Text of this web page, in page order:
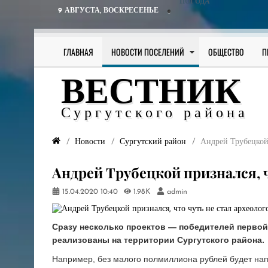
9 АВГУСТА, ВОСКРЕСЕНЬЕ
ПОГОДА
ГЛАВНАЯ НОВОСТИ ПОСЕЛЕНИЙ ОБЩЕСТВО
ВЕСТНИК
Сургутского района
Новости Сургутский район Андрей
Андрей Трубецкой признался,
15.04.2020 10:40 1.98K admin
Сразу несколько проектов — победителей
реализованы на территории Сургутского района.
Например, без малого полмиллиона рублей будет